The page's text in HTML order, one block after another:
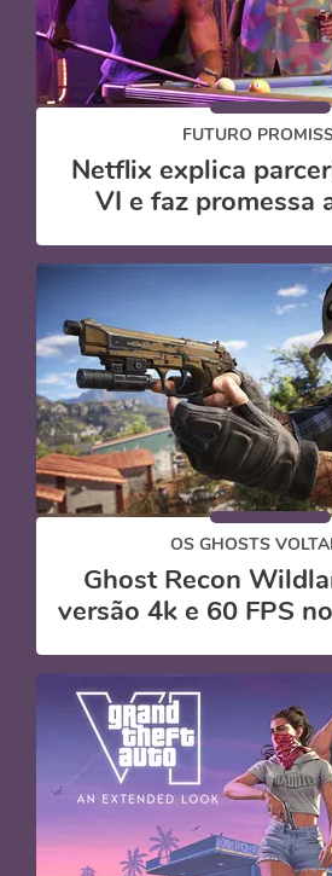
FUTURO
Netflix explica
VI e faz promessa
OS GHOSTS
Ghost Recon
versão 4k e 60 FPS